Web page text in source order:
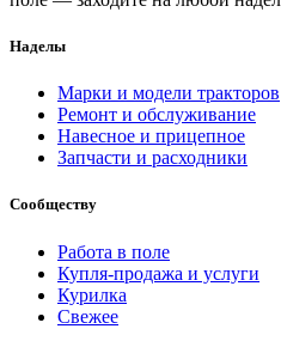
Наделы
Марки и модели тракторов
Ремонт и обслуживание
Навесное и прицепное
Запчасти и расходники
Сообществу
Работа в поле
Купля-продажа и услуги
Курилка
Свежее